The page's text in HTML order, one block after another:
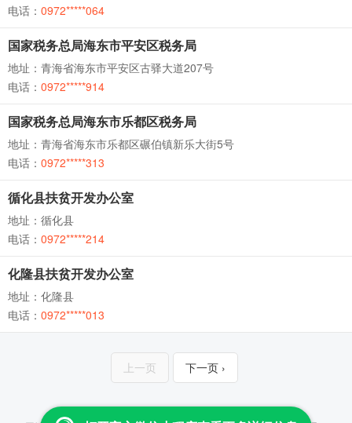
电话： 0972*****064
国家税务总局海东市平安区税务局
地址：青海省海东市平安区古驿大道207号
电话： 0972*****914
国家税务总局海东市乐都区税务局
地址：青海省海东市乐都区碾伯镇新乐大街5号
电话： 0972*****313
循化县扶贫开发办公室
地址：循化县
电话： 0972*****214
化隆县扶贫开发办公室
地址：化隆县
电话： 0972*****013
上一页 下一页 ›
Copyright © 2013-2026 云查 All Rights Reserved